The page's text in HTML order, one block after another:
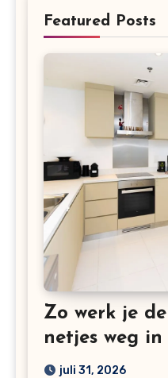
Featured Posts
Zo werk je
netjes weg
keuken
juli 31, 2026